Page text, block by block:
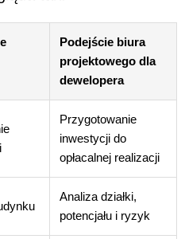
Podejście biura
projektowego dla
dewelopera
Przygotowanie
inwestycji do
opłacalnej realizacji
Analiza działki,
potencjału i ryzyk